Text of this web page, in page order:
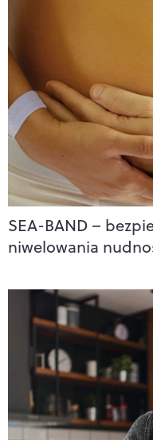
SEA-BAND –
niwelowania